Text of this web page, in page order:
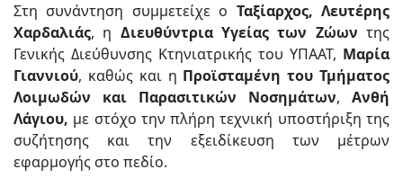
Στη συνάντηση συμμετείχε ο Ταξίαρχος, Λευτέρης
Χαρδαλιάς, η Διευθύντρια Υγείας των Ζώων της
Γενικής Διεύθυνσης Κτηνιατρικής του ΥΠΑΑΤ, Μαρία
Γιαννιού, καθώς και η Προϊσταμένη του Τμήματος
Λοιμωδών και Παρασιτικών Νοσημάτων, Ανθή
Λάγιου, με στόχο την πλήρη τεχνική υποστήριξη της
συζήτησης και την εξειδίκευση των μέτρων
εφαρμογής στο πεδίο.